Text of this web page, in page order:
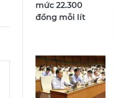
mức 22.300
đồng mỗi lít